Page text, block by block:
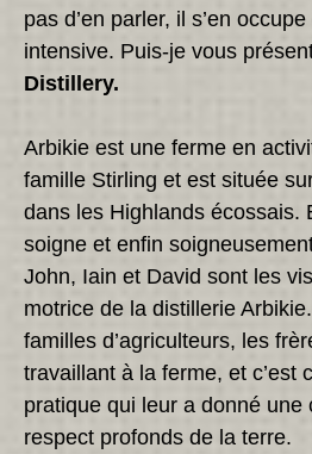
pas d’en parler, il s’en
intensive. Puis-je vous
Distillery.
Arbikie est une ferme en
famille Stirling et est située
dans les Highlands écossais.
soigne et enfin
John, Iain et David sont les
motrice de la distillerie
familles d’agriculteurs, les
travaillant à la ferme, et c’est
pratique qui leur a donné une
respect profonds de la terre.